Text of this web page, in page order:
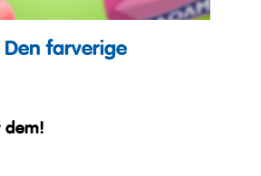
farverige
dem!